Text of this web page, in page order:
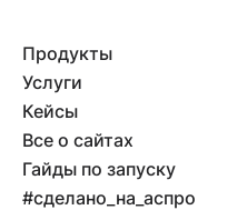
Продукты
Услуги
Кейсы
Все о сайтах
Гайды по запуску
#сделано_на_аспро